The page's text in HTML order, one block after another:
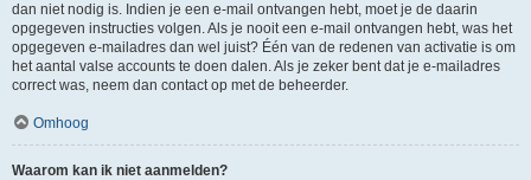
dan niet nodig is. Indien je een e-mail ontvangen hebt, moet je de daarin
opgegeven instructies volgen. Als je nooit een e-mail ontvangen hebt, was het
opgegeven e-mailadres dan wel juist? Één van de redenen van activatie is om
het aantal valse accounts te doen dalen. Als je zeker bent dat je e-mailadres
correct was, neem dan contact op met de beheerder.
Omhoog
Waarom kan ik niet aanmelden?